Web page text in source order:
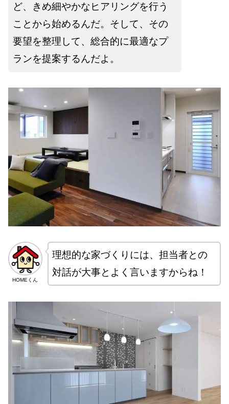
ど、きめ細やかなヒアリングを行う
ことから始めるんだ。そして、その
要望を整理して、総合的に最適なプ
ランを提案するんだよ。
HOMEくん
理想的な家づくりには、担当者との
対話が大事とよく言いますからね！